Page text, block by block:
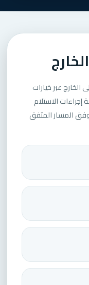
عبر خيارات
الاستلام
المسار المتفق